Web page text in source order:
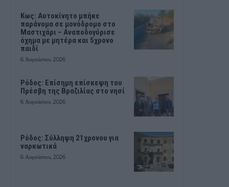
Kως: Αυτοκίνητο μπήκε
παράνομα σε μονόδρομο στο
Μαστιχάρι – Αναποδογύρισε
όχημα με μητέρα και 5χρονο
παιδί
6 Αυγούστου, 2026
Ρόδος: Επίσημη επίσκεψη του
Πρέσβη της Βραζιλίας στο νησί
6 Αυγούστου, 2026
Ρόδος: Σύλληψη 21χρονου για
ναρκωτικά
6 Αυγούστου, 2026